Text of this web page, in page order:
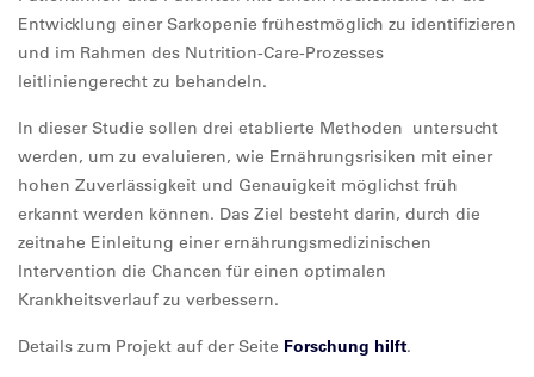
Entwicklung einer Sarkopenie frühestmöglich zu identifizieren
und im Rahmen des Nutrition-Care-Prozesses
leitliniengerecht zu behandeln.
In dieser Studie sollen drei etablierte Methoden untersucht
werden, um zu evaluieren, wie Ernährungsrisiken mit einer
hohen Zuverlässigkeit und Genauigkeit möglichst früh
erkannt werden können. Das Ziel besteht darin, durch die
zeitnahe Einleitung einer ernährungsmedizinischen
Intervention die Chancen für einen optimalen
Krankheitsverlauf zu verbessern.
Details zum Projekt auf der Seite Forschung hilft.